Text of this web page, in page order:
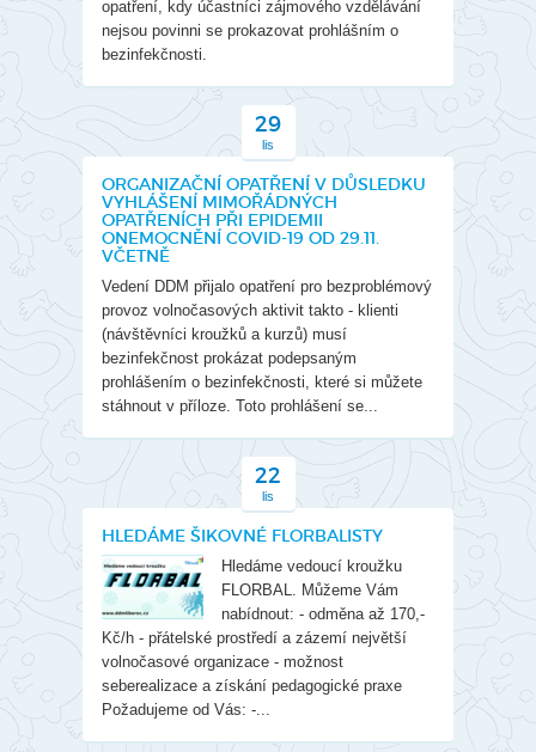
opatření, kdy účastníci zájmového vzdělávání
nejsou povinni se prokazovat prohlášním o
bezinfekčnosti.
29
lis
ORGANIZAČNÍ OPATŘENÍ V DŮSLEDKU
VYHLÁŠENÍ MIMOŘÁDNÝCH
OPATŘENÍCH PŘI EPIDEMII
ONEMOCNĚNÍ COVID-19 OD 29.11.
VČETNĚ
Vedení DDM přijalo opatření pro bezproblémový
provoz volnočasových aktivit takto - klienti
(návštěvníci kroužků a kurzů) musí
bezinfekčnost prokázat podepsaným
prohlášením o bezinfekčnosti, které si můžete
stáhnout v příloze. Toto prohlášení se...
22
lis
HLEDÁME ŠIKOVNÉ FLORBALISTY
Hledáme vedoucí kroužku
FLORBAL. Můžeme Vám
nabídnout: - odměna až 170,-
Kč/h - přátelské prostředí a zázemí největší
volnočasové organizace - možnost
seberealizace a získání pedagogické praxe
Požadujeme od Vás: -...